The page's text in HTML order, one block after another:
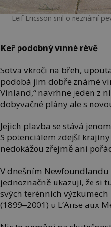
Leif Ericsson snil o neznámí
Keř podobný vinné révě
Sotva vkročí na břeh,
podobá jím dobře známé
Vinland,“ navrhne jeden z
dobyvačné plány ale s
Jejich plavba se stává
S potenciálem zdejší
nedokážou zřejmě ani
V dnešním Newfoundlandu
jednoznačně ukazují, že si
svých terénních
(1899‒2001) u L’Anse aux